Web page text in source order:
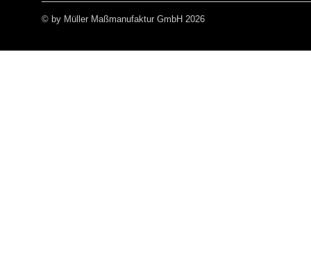
© by Müller Maßmanufaktur GmbH 2026